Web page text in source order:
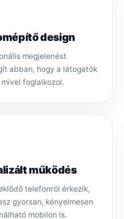
design
megjelenést
abban, hogy a látogatók
foglalkozol.
működés
telefonról érkezik,
gyorsan, kényelmesen
mobilon is.